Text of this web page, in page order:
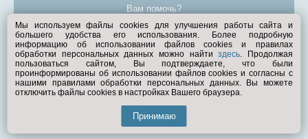
Вам помочь?
© Exist.ru 1998—2026
Мы используем файлы cookies для улучшения работы сайта и
большего удобства его использования. Более подробную
информацию об использовании файлов cookies и правилах
обработки персональных данных можно найтиздесь. Продолжая
пользоваться сайтом, Вы подтверждаете, что были
проинформированы об использовании файлов cookies и согласны с
нашими правилами обработки персональных данных. Вы можете
отключить файлы cookies в настройках Вашего браузера.
Принимаю